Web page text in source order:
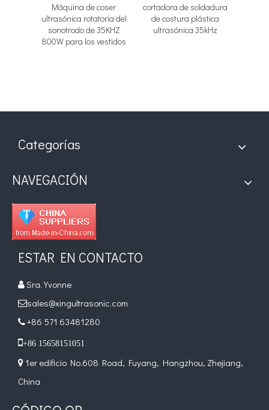
Máquina de coser
ultrasónica rotatoria del
sonotrodo de 35KHZ
800W para los vestidos
cortadora de soldadura
de costura plástica
ultrasónica 35kHz
Categorías
NAVEGACIÓN
ESTAR EN CONTACTO
 Sra. Yvonne
sales@xingultrasonic.com
 +86 571 63481280
+86 15658151051
 1er edificio No.608 Road, Fuyang, Hangzhou, Zhejiang,
China